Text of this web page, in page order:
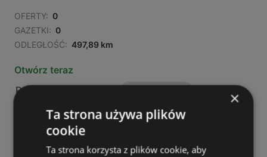
OFERTY: 0
GAZETKI: 0
ODLEGŁOŚĆ: 497,89 km
Otwórz teraz
Poniedziałek - Sobota
Niedziela
08:30-20:00
×
Ta strona używa plików
cookie
Ta strona korzysta z plików cookie, aby